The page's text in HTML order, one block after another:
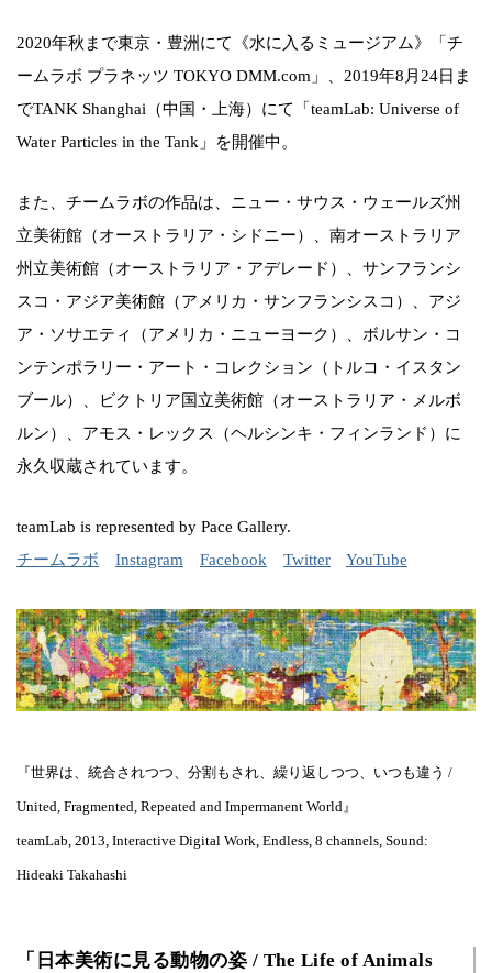
2020年秋まで東京・豊洲にて《水に入るミュージアム》「チ
ームラボ プラネッツ TOKYO DMM.com」、2019年8月24日ま
でTANK Shanghai（中国・上海）にて「teamLab: Universe of
Water Particles in the Tank」を開催中。
また、チームラボの作品は、ニュー・サウス・ウェールズ州
立美術館（オーストラリア・シドニー）、南オーストラリア
州立美術館（オーストラリア・アデレード）、サンフランシ
スコ・アジア美術館（アメリカ・サンフランシスコ）、アジ
ア・ソサエティ（アメリカ・ニューヨーク）、ボルサン・コ
ンテンポラリー・アート・コレクション（トルコ・イスタン
ブール）、ビクトリア国立美術館（オーストラリア・メルボ
ルン）、アモス・レックス（ヘルシンキ・フィンランド）に
永久収蔵されています。
teamLab is represented by Pace Gallery.
チームラボ
Instagram Facebook Twitter YouTube
『世界は、統合されつつ、分割もされ、繰り返しつつ、いつも違う /
United, Fragmented, Repeated and Impermanent World』
teamLab, 2013, Interactive Digital Work, Endless, 8 channels, Sound:
Hideaki Takahashi
「日本美術に見る動物の姿 / The Life of Animals